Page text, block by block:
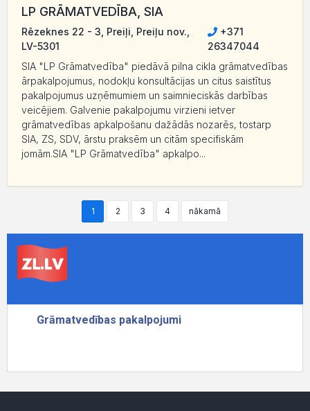
LP GRĀMATVEDĪBA, SIA
Rēzeknes 22 - 3, Preiļi, Preiļu nov.,
LV-5301
+371
26347044
SIA "LP Grāmatvedība" piedāvā pilna cikla grāmatvedības
ārpakalpojumus, nodokļu konsultācijas un citus saistītus
pakalpojumus uzņēmumiem un saimnieciskās darbības
veicējiem. Galvenie pakalpojumu virzieni ietver
grāmatvedības apkalpošanu dažādās nozarēs, tostarp
SIA, ZS, SDV, ārstu praksēm un citām specifiskām
jomām.SIA "LP Grāmatvedība" apkalpo...
1 2 3 4 nākamā